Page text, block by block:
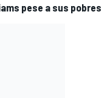
pese a sus pobres